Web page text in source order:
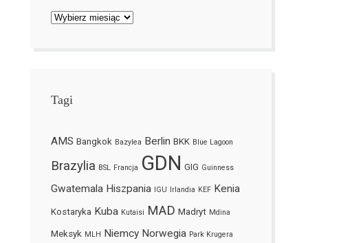
Archiwa
Tagi
AMS Bangkok Bazylea Berlin BKK Blue Lagoon
Brazylia BSL Francja GDN GIG Guinness
Gwatemala Hiszpania IGU Irlandia KEF Kenia
Kostaryka Kuba Kutaisi MAD Madryt Mdina
Meksyk MLH Niemcy Norwegia Park Krugera